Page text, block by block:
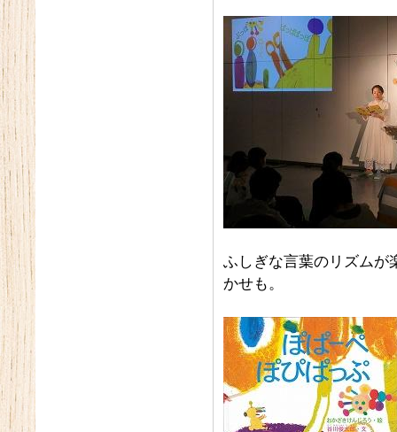
ふしぎな言葉のリズムが
かせも。